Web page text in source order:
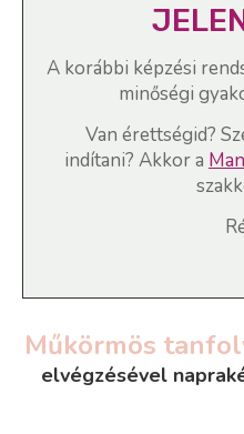
A korábbi képzési
minőségi
Van érettségid?
indítani? Akkor a
Műkörmös
elvégzésével